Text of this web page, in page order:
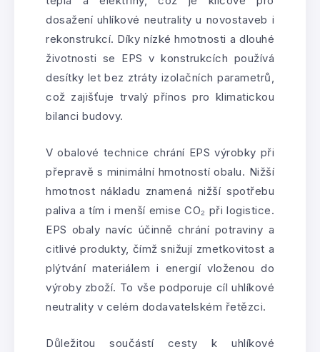
dosažení uhlíkové neutrality u novostaveb i
rekonstrukcí. Díky nízké hmotnosti a dlouhé
životnosti se EPS v konstrukcích používá
desítky let bez ztráty izolačních parametrů,
což zajišťuje trvalý přínos pro klimatickou
bilanci budovy.
V obalové technice chrání EPS výrobky při
přepravě s minimální hmotností obalu. Nižší
hmotnost nákladu znamená nižší spotřebu
paliva a tím i menší emise CO₂ při logistice.
EPS obaly navíc účinně chrání potraviny a
citlivé produkty, čímž snižují zmetkovitost a
plýtvání materiálem i energií vloženou do
výroby zboží. To vše podporuje cíl uhlíkové
neutrality v celém dodavatelském řetězci.
Důležitou součástí cesty k uhlíkové